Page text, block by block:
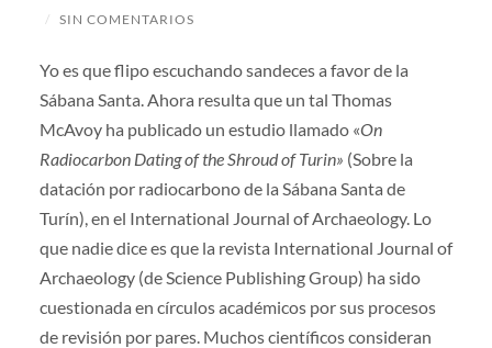
/ SIN COMENTARIOS
Yo es que flipo escuchando sandeces a favor de la
Sábana Santa. Ahora resulta que un tal Thomas
McAvoy ha publicado un estudio llamado «On
Radiocarbon Dating of the Shroud of Turin» (Sobre la
datación por radiocarbono de la Sábana Santa de
Turín), en el International Journal of Archaeology. Lo
que nadie dice es que la revista International Journal of
Archaeology (de Science Publishing Group) ha sido
cuestionada en círculos académicos por sus procesos
de revisión por pares. Muchos científicos consideran